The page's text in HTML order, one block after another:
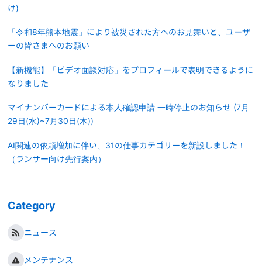
け)
「令和8年熊本地震」により被災された方へのお見舞いと、ユーザ
ーの皆さまへのお願い
【新機能】「ビデオ面談対応」をプロフィールで表明できるように
なりました
マイナンバーカードによる本人確認申請 一時停止のお知らせ (7月
29日(水)~7月30日(木))
AI関連の依頼増加に伴い、31の仕事カテゴリーを新設しました！
（ランサー向け先行案内）
Category
ニュース
メンテナンス